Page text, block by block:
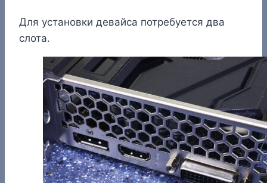
Для установки девайса потребуется два
слота.